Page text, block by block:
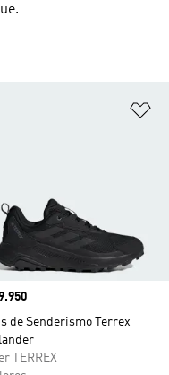
de Senderismo Terrex
TERREX